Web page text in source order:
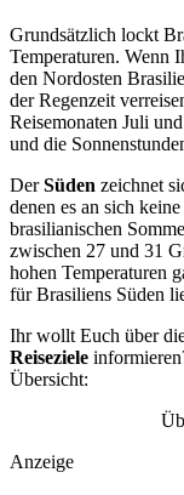
Grundsätzlich lockt
Temperaturen. Wenn
den Nordosten
der Regenzeit
Reisemonaten Juli
und die
DerSüden zeichnet
denen es an sich
brasilianischen
zwischen 27 und 31
hohen Temperaturen
für Brasiliens Süden
Ihr wollt Euch über
Reiseziele
Übersicht:
Anzeige